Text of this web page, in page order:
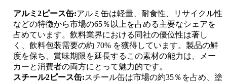
アルミ2ピース缶:アルミ缶は軽量、耐食性、リサイクル性
などの特徴から市場の65％以上を占める主要なシェアを
占めています。飲料業界における同社の優位性は著し
く、飲料包装需要の約 70% を獲得しています。製品の鮮
度を保ち、賞味期限を延長するこの素材の能力は、メー
カーと消費者の両方にとって魅力的です。
スチール2ピース缶:スチール缶は市場の約35％を占め、塗